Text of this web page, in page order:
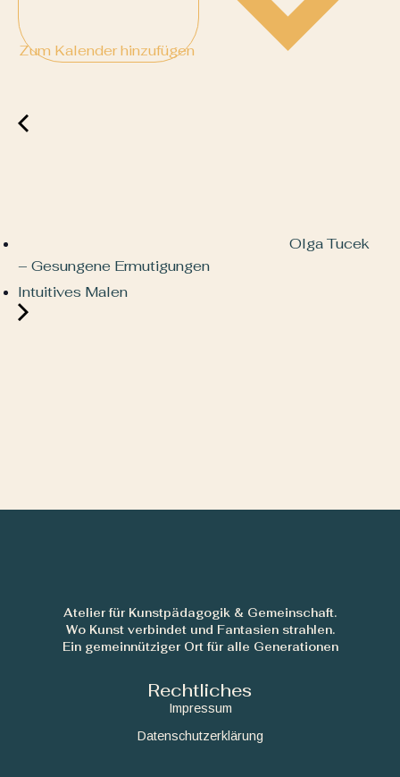
Zum Kalender hinzufügen
Olga Tucek
– Gesungene Ermutigungen
Intuitives Malen
Atelier für Kunstpädagogik & Gemeinschaft.
Wo Kunst verbindet und Fantasien strahlen.
Ein gemeinnütziger Ort für alle Generationen
Rechtliches
Impressum
Datenschutzerklärung